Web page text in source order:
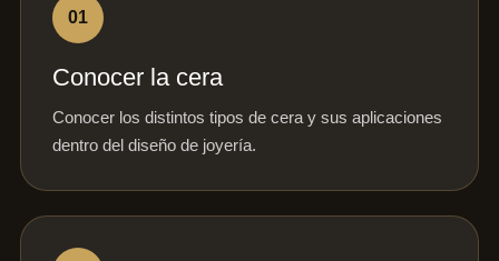
01
Conocer la cera
Conocer los distintos tipos de cera y sus aplicaciones
dentro del diseño de joyería.